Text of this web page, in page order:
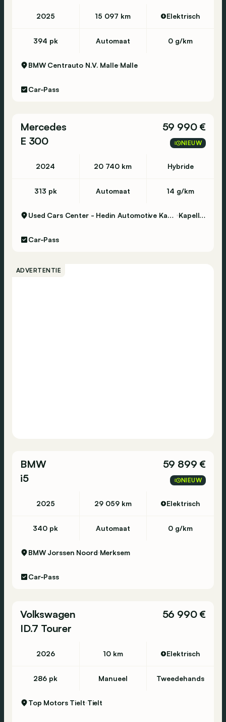
2025 15 097 km Elektrisch
394 pk Automaat 0 g/km
BMW Centrauto N.V. Malle Malle
Car-Pass
Mercedes
E 300
59 990 €
NIEUW
2024 20 740 km Hybride
313 pk Automaat 14 g/km
Used Cars Center - Hedin Automotive Kapellen Kapellen
Car-Pass
ADVERTENTIE
BMW
i5
59 899 €
NIEUW
2025 29 059 km Elektrisch
340 pk Automaat 0 g/km
BMW Jorssen Noord Merksem
Car-Pass
Volkswagen
ID.7 Tourer
56 990 €
2026 10 km Elektrisch
286 pk Manueel Tweedehands
Top Motors Tielt Tielt